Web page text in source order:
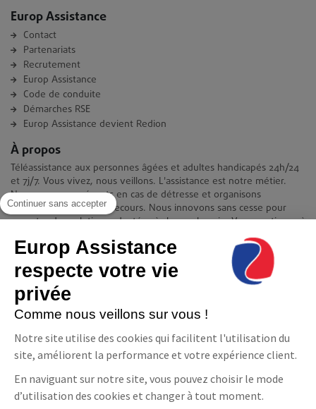
Continuer sans accepter
Europ Assistance
respecte votre vie
privée
Comme nous veillons sur vous !
Notre site utilise des cookies qui facilitent l'utilisation du
site, améliorent la performance et votre expérience client.
En naviguant sur notre site, vous pouvez choisir le mode
d’utilisation des cookies et changer à tout moment.
Europ Assistance
Contact
Partenariats
Recrutement
Europ Assistance
Code de conduite
Démarches RSE
Europ Assistance devient Redion
À propos
Téléassistance aux personnes âgées et adultes handicapés 24h/24
et 7j/7. Vous vivez, nous veillons. L'assistance est notre métier.
Nous sommes présents en cas de détresse et organisons
immédiatement votre secours. Nous innovons sans cesse pour
apporter des solutions adaptées à chaque besoin. Vous continuez à
Contact
Europ Assistance La Téléassistance
11-17 avenue François Mitterrand 93210 Saint-Denis
08 06 23 10 10(prix d'un appel local)
Suivez-nous
Facebook
LinkedInYouTube